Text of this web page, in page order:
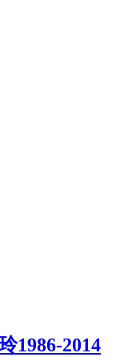
1986-2014